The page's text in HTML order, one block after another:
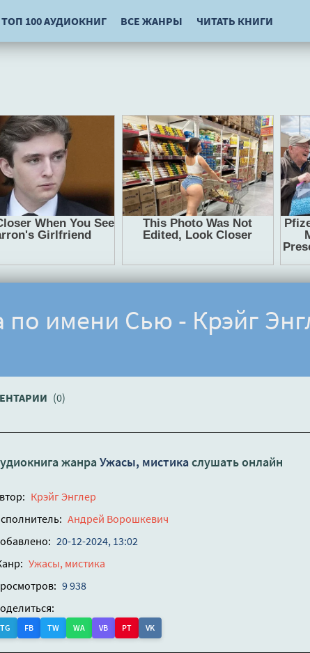
ТОП 100 АУДИОКНИГ ВСЕ ЖАНРЫ ЧИТАТЬ КНИГИ
по имени Сью - Крэйг
(0)
жанра Ужасы, мистикаслушать онлайн
Крэйг Энглер
Андрей Ворошкевич
20-12-2024, 13:02
Ужасы, мистика
9 938
TG FB TW WA VB PT VK